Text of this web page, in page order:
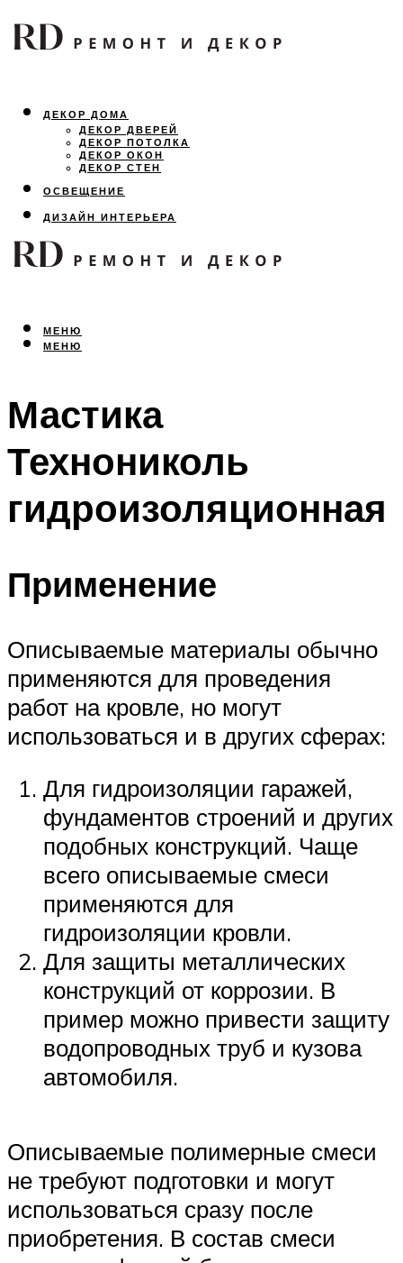
ДЕКОР ДОМА
ДЕКОР ДВЕРЕЙ
ДЕКОР ПОТОЛКА
ДЕКОР ОКОН
ДЕКОР СТЕН
ОСВЕЩЕНИЕ
ДИЗАЙН ИНТЕРЬЕРА
ЛАНДШАФТНЫЙ ДИЗАЙН
ВСЕ ПРО РЕМОНТ
МЕНЮ
МЕНЮ
Мастика
Технониколь
гидроизоляционная
Применение
Описываемые материалы обычно
применяются для проведения
работ на кровле, но могут
использоваться и в других сферах:
Для гидроизоляции гаражей,
фундаментов строений и других
подобных конструкций. Чаще
всего описываемые смеси
применяются для
гидроизоляции кровли.
Для защиты металлических
конструкций от коррозии. В
пример можно привести защиту
водопроводных труб и кузова
автомобиля.
Описываемые полимерные смеси
не требуют подготовки и могут
использоваться сразу после
приобретения. В состав смеси